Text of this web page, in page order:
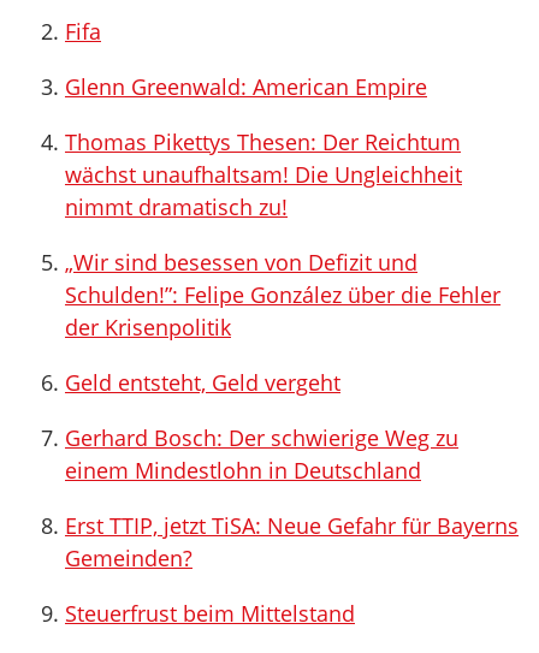
Fifa
Glenn Greenwald: American Empire
Thomas Pikettys Thesen: Der Reichtum
wächst unaufhaltsam! Die Ungleichheit
nimmt dramatisch zu!
„Wir sind besessen von Defizit und
Schulden!”: Felipe González über die Fehler
der Krisenpolitik
Geld entsteht, Geld vergeht
Gerhard Bosch: Der schwierige Weg zu
einem Mindestlohn in Deutschland
Erst TTIP, jetzt TiSA: Neue Gefahr für Bayerns
Gemeinden?
Steuerfrust beim Mittelstand